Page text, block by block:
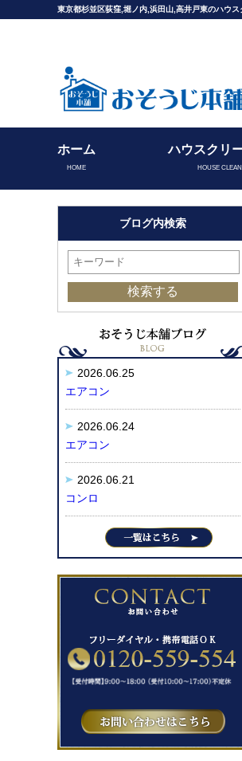
東京都杉並区荻窪,堀ノ内,浜田山,高井戸東のハウ
ホーム
HOME
ハウスクリ
HOUSE
ブログ内検索
2026.06.25
エアコン
2026.06.24
エアコン
2026.06.21
コンロ